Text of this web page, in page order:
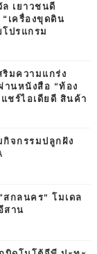
ล เยาวชนดี
เครื่องขุดดิน
ปรแกรม
มความแกร่ง
านหนังสือ “ท้อง
ชร์ไอเดียดี สินค้า
จกรรมปลูกฝัง
สกลนคร” โมเดล
สาน